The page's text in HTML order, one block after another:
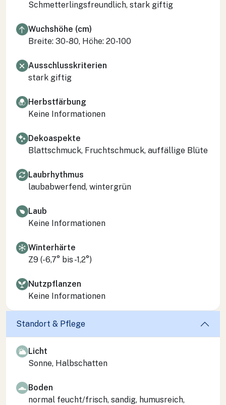
Schmetterlingsfreundlich, stark giftig
Wuchshöhe (cm)
Breite: 30-80, Höhe: 20-100
Ausschlusskriterien
stark giftig
Herbstfärbung
Keine Informationen
Dekoaspekte
Blattschmuck, Fruchtschmuck, auffällige Blüte
Laubrhythmus
laubabwerfend, wintergrün
Laub
Keine Informationen
Winterhärte
Z9 (-6,7° bis -1,2°)
Nutzpflanzen
Keine Informationen
Standort & Pflege
Licht
Sonne, Halbschatten
Boden
normal feucht/frisch, sandig, humusreich,